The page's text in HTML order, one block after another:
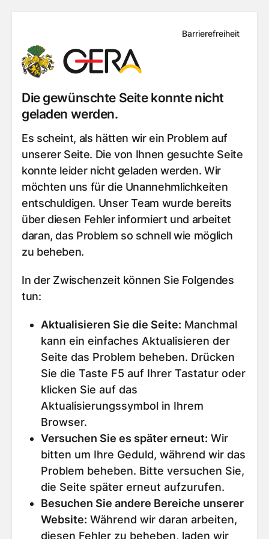
Barrierefreiheit
Die gewünschte Seite konnte nicht
geladen werden.
Es scheint, als hätten wir ein Problem auf
unserer Seite. Die von Ihnen gesuchte Seite
konnte leider nicht geladen werden. Wir
möchten uns für die Unannehmlichkeiten
entschuldigen. Unser Team wurde bereits
über diesen Fehler informiert und arbeitet
daran, das Problem so schnell wie möglich
zu beheben.
In der Zwischenzeit können Sie Folgendes
tun:
Aktualisieren Sie die Seite: Manchmal
kann ein einfaches Aktualisieren der
Seite das Problem beheben. Drücken
Sie die Taste F5 auf Ihrer Tastatur oder
klicken Sie auf das
Aktualisierungssymbol in Ihrem
Browser.
Versuchen Sie es später erneut: Wir
bitten um Ihre Geduld, während wir das
Problem beheben. Bitte versuchen Sie,
die Seite später erneut aufzurufen.
Besuchen Sie andere Bereiche unserer
Website: Während wir daran arbeiten,
diesen Fehler zu beheben, laden wir